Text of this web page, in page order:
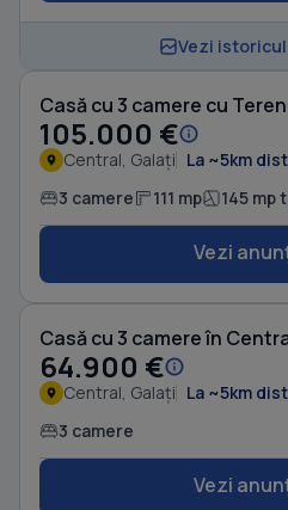
Vezi
Casă cu 3 camere cu
105.000 €
Central, Galați La ~5km
3 camere 111 mp 145 mp
Vezi
Casă cu 3 camere în
64.900 €
Central, Galați La ~5km
3 camere
Vezi